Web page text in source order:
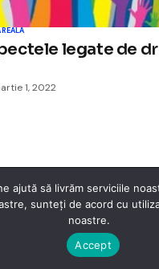
legate de
1, 2022
Parc
All Rights Reserved.
ModaSarbatoriTelefoane
ajută să livrăm serviciile
sunteți de acord cu
noastre.
Accept